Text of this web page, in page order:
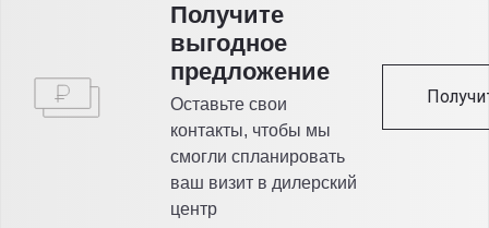
Получитe
выгодное
предложение
Оставьте свои
контакты, чтобы мы
смогли спланировать
ваш визит в дилерский
центр